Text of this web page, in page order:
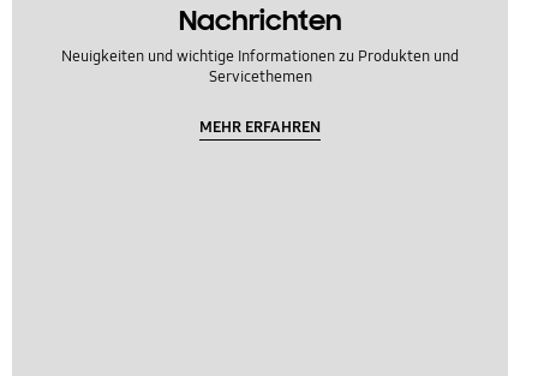
Nachrichten
Neuigkeiten und wichtige Informationen zu Produkten und
Servicethemen
MEHR ERFAHREN